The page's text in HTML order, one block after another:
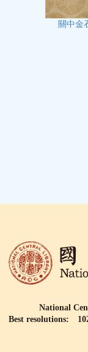
關中金
National
Best resolutions: